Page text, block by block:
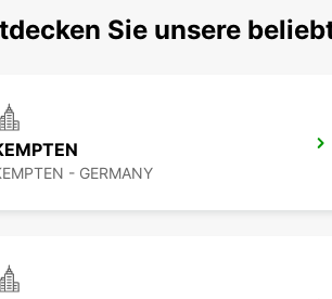
Sie unsere
- GERMANY